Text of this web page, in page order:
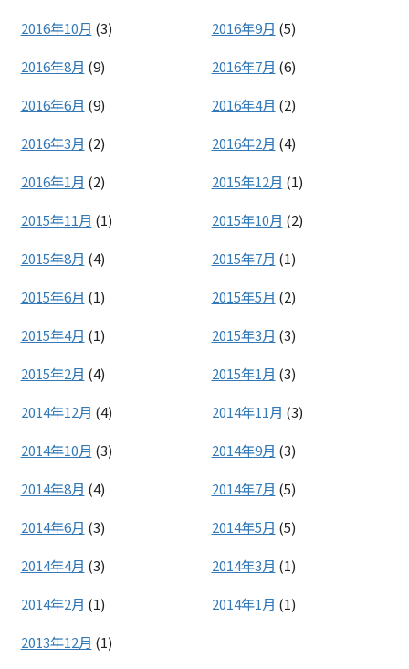
2016年10月 (3) 2016年9月 (5)
2016年8月 (9) 2016年7月 (6)
2016年6月 (9) 2016年4月 (2)
2016年3月 (2) 2016年2月 (4)
2016年1月 (2) 2015年12月 (1)
2015年11月 (1) 2015年10月 (2)
2015年8月 (4) 2015年7月 (1)
2015年6月 (1) 2015年5月 (2)
2015年4月 (1) 2015年3月 (3)
2015年2月 (4) 2015年1月 (3)
2014年12月 (4) 2014年11月 (3)
2014年10月 (3) 2014年9月 (3)
2014年8月 (4) 2014年7月 (5)
2014年6月 (3) 2014年5月 (5)
2014年4月 (3) 2014年3月 (1)
2014年2月 (1) 2014年1月 (1)
2013年12月 (1)